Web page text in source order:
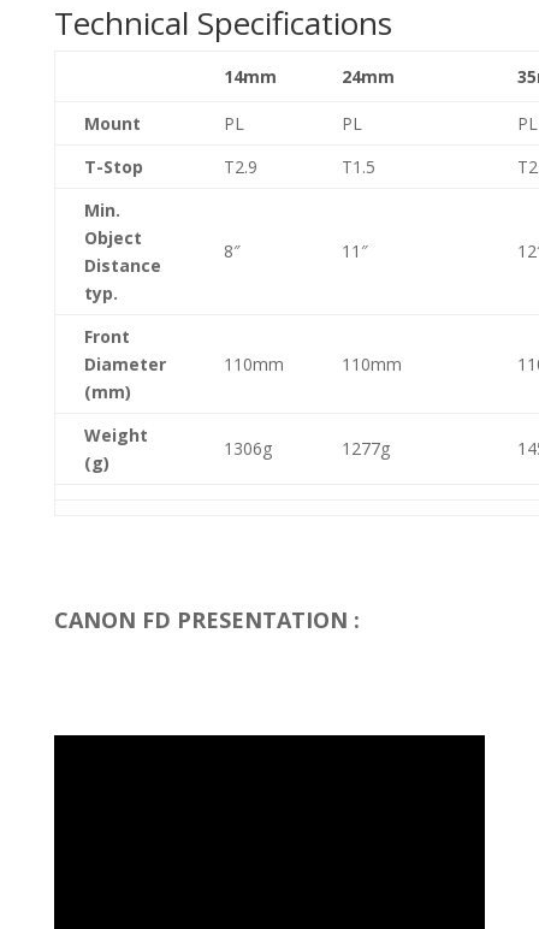
Technical Specifications
14mm 24mm
Mount PL PL
PL
T-Stop
T2.9 T1.5
Min.
Object
Distance
typ.
8″ 11″
Front
Diameter
(mm)
110mm 110mm
Weight
(g)
1306g 1277g
CANON FD PRESENTATION :